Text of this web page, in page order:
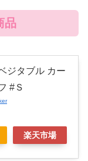
品
ジタブル カー
#Ｓ
楽天市場